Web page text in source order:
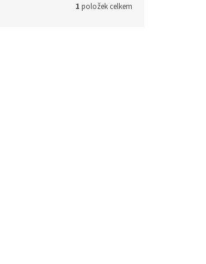
1 položek celkem